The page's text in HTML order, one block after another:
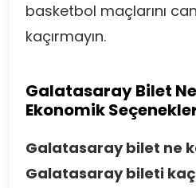
basketbol maçlarını
kaçırmayın.
Galatasaray Bilet
Ekonomik
Galatasaray bilet ne
Galatasaray bileti